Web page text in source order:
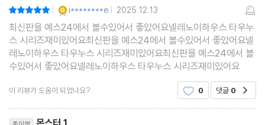
| i********e | 2025.12.13
최신판을 예스24에서 볼수있어서 좋았어요넬레노이하우스 타우누
스 시리즈재미있어요최신판을 예스24에서 볼수있어서 좋았어요넬
레노이하우스 타우누스 시리즈재미있어요최신판을 예스24에서 볼
수있어서 좋았어요넬레노이하우스 타우누스 시리즈재미있어요
이 리뷰가 도움이 되었나요? 0 댓글 0